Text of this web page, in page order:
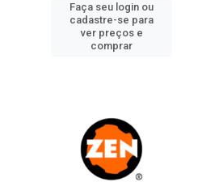
Faça seu login ou
cadastre-se para
ver preços e
comprar